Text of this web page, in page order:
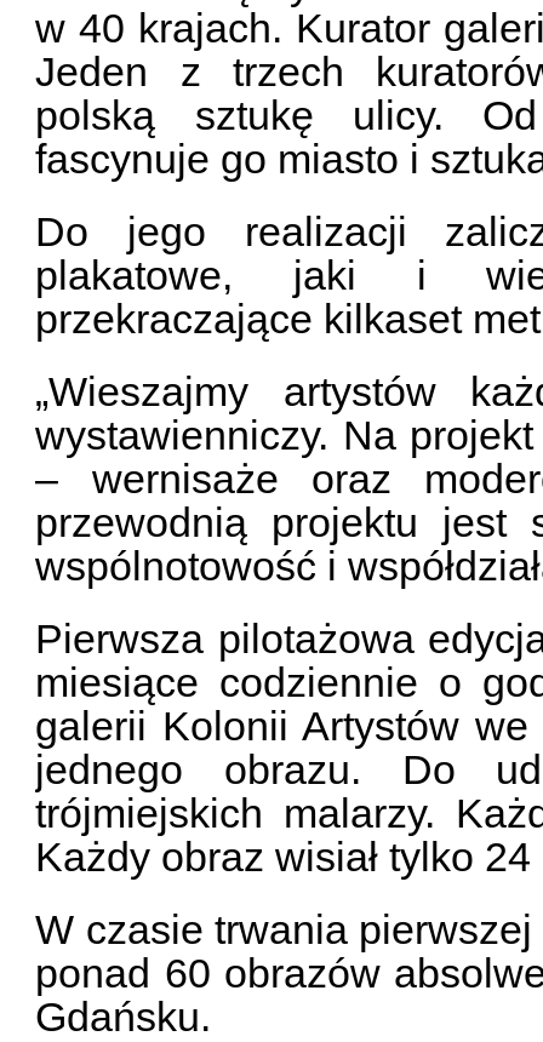
w 40 krajach. Kurator
Jeden z trzech
polską sztukę ulicy.
fascynuje go miasto i
Do jego realizacji
plakatowe, jaki i
przekraczające kilkaset
„Wieszajmy artystów
wystawienniczy. Na
– wernisaże oraz
przewodnią projektu jest
wspólnotowość i
Pierwsza pilotażowa
miesiące codziennie o
galerii Kolonii Artystów we
jednego obrazu. Do
trójmiejskich malarzy.
Każdy obraz wisiał tylko
W czasie trwania
ponad 60 obrazów
Gdańsku.